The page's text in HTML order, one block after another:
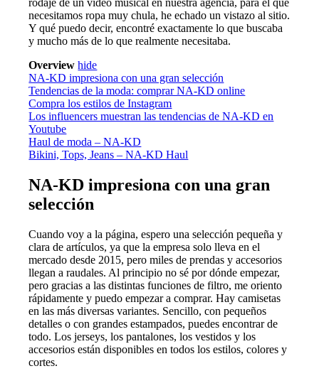
necesitamos ropa muy chula, he echado un vistazo al sitio.
Y qué puedo decir, encontré exactamente lo que buscaba
y mucho más de lo que realmente necesitaba.
Overview hide
NA-KD impresiona con una gran selección
Tendencias de la moda: comprar NA-KD online
Compra los estilos de Instagram
Los influencers muestran las tendencias de NA-KD en
Youtube
Haul de moda – NA-KD
Bikini, Tops, Jeans – NA-KD Haul
NA-KD impresiona con una gran
selección
Cuando voy a la página, espero una selección pequeña y
clara de artículos, ya que la empresa solo lleva en el
mercado desde 2015, pero miles de prendas y accesorios
llegan a raudales. Al principio no sé por dónde empezar,
pero gracias a las distintas funciones de filtro, me oriento
rápidamente y puedo empezar a comprar. Hay camisetas
en las más diversas variantes. Sencillo, con pequeños
detalles o con grandes estampados, puedes encontrar de
todo. Los jerseys, los pantalones, los vestidos y los
accesorios están disponibles en todos los estilos, colores y
cortes.